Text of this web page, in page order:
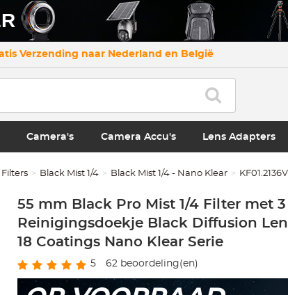
Verzending naar Nederland en België
Camera's Camera Accu's Lens Adapters
Black Mist 1/4 Black Mist 1/4 - Nano Klear
55 mm Black Pro Mist 1/4 Filter met
Reinigingsdoekje Black Diffusion
18 Coatings Nano Klear Serie
5 62beoordeling(en)